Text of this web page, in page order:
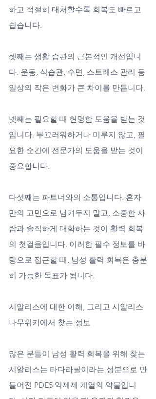
하고 적절히 대처할수록 회복도 빠르고
쉽습니다.
셋째는 생활 습관의 근본적인 개선입니
다. 운동, 식습관, 수면, 스트레스 관리 등
일상의 작은 변화가 큰 차이를 만듭니다.
넷째는 필요할 때 현명한 도움을 받는 것
입니다. 부끄러워하거나 미루지 않고, 필
요한 순간에 전문가의 도움을 받는 것이
중요합니다.
다섯째는 파트너와의 소통입니다. 혼자
만의 고민으로 남겨두지 말고, 소중한 사
람과 솔직하게 대화하는 것이 활력 회복
의 첫걸음입니다. 이러한 필수 정보를 바
탕으로 접근할 때, 남성 활력 회복은 충분
히 가능한 목표가 됩니다.
시알리스에 대한 이해, 그리고 시알리스
나무위키에서 찾는 정보
많은 분들이 남성 활력 회복을 위해 찾는
시알리스는 타다라필이라는 성분으로 만
들어진 PDE5 억제제 계열의 약물입니